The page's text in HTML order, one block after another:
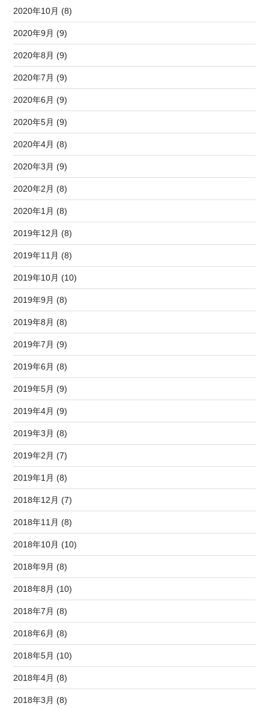
2020年10月 (8)
2020年9月 (9)
2020年8月 (9)
2020年7月 (9)
2020年6月 (9)
2020年5月 (9)
2020年4月 (8)
2020年3月 (9)
2020年2月 (8)
2020年1月 (8)
2019年12月 (8)
2019年11月 (8)
2019年10月 (10)
2019年9月 (8)
2019年8月 (8)
2019年7月 (9)
2019年6月 (8)
2019年5月 (9)
2019年4月 (9)
2019年3月 (8)
2019年2月 (7)
2019年1月 (8)
2018年12月 (7)
2018年11月 (8)
2018年10月 (10)
2018年9月 (8)
2018年8月 (10)
2018年7月 (8)
2018年6月 (8)
2018年5月 (10)
2018年4月 (8)
2018年3月 (8)